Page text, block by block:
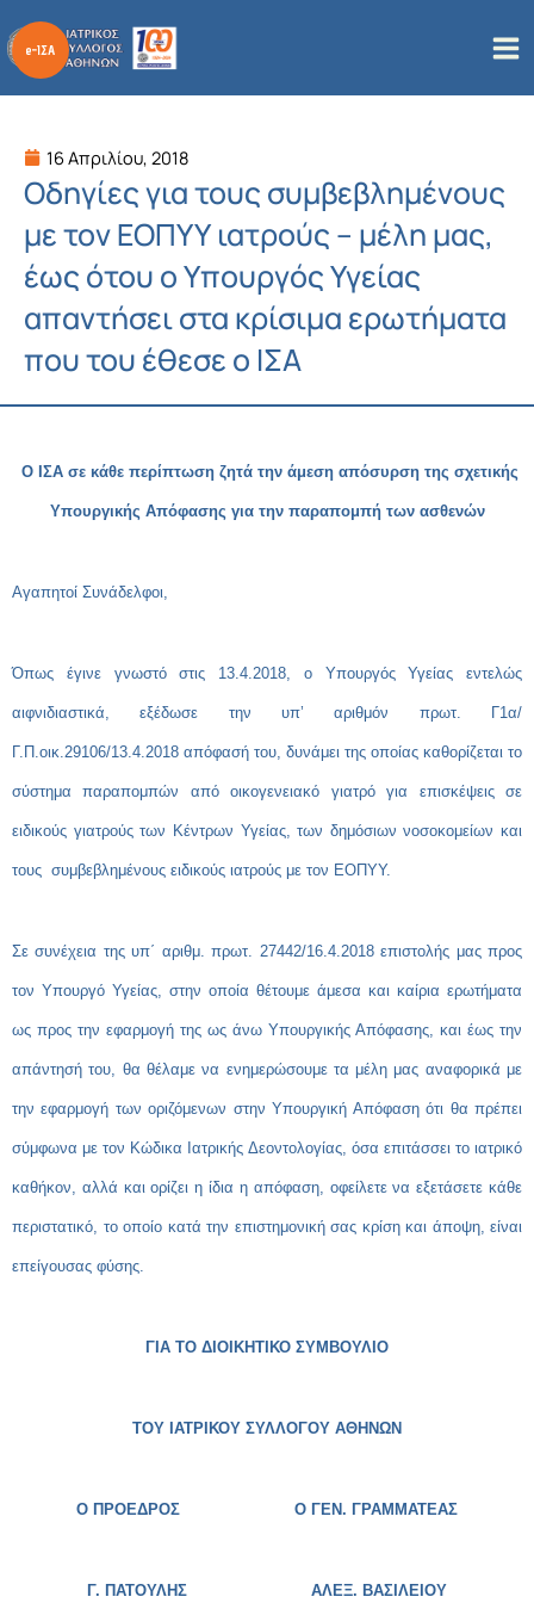
στο
περιεχόμενο
16 Απριλίου, 2018
Οδηγίες για τους συμβεβλημένους
με τον ΕΟΠΥΥ ιατρούς – μέλη μας,
έως ότου ο Υπουργός Υγείας
απαντήσει στα κρίσιμα ερωτήματα
που του έθεσε ο ΙΣΑ
Ο ΙΣΑ σε κάθε περίπτωση ζητά την άμεση απόσυρση της σχετικής
Υπουργικής Απόφασης για την παραπομπήτων ασθενών
Αγαπητοί Συνάδελφοι,
Όπως έγινε γνωστό στις 13.4.2018, ο Υπουργός Υγείας εντελώς
αιφνιδιαστικά, εξέδωσε την υπ’ αριθμόν πρωτ. Γ1α/
Γ.Π.οικ.29106/13.4.2018 απόφασή του, δυνάμει της οποίας καθορίζεται το
σύστημα παραπομπών από οικογενειακό γιατρό για επισκέψεις σε
ειδικούς γιατρούς των Κέντρων Υγείας, των δημόσιων νοσοκομείων και
τους συμβεβλημένους ειδικούς ιατρούς με τον ΕΟΠΥΥ.
Σε συνέχεια της υπ΄ αριθμ. πρωτ. 27442/16.4.2018 επιστολής μας προς
τον Υπουργό Υγείας, στην οποία θέτουμε άμεσα και καίρια ερωτήματα
ως προς την εφαρμογή της ως άνω Υπουργικής Απόφασης, και έως την
απάντησή του, θα θέλαμε να ενημερώσουμε τα μέλη μας αναφορικά με
την εφαρμογή των οριζόμενων στην Υπουργική Απόφαση ότι θα πρέπει
σύμφωνα με τον Κώδικα Ιατρικής Δεοντολογίας, όσα επιτάσσει το ιατρικό
καθήκον, αλλά και ορίζει η ίδια η απόφαση, οφείλετε να εξετάσετε κάθε
περιστατικό, το οποίο κατά την επιστημονική σας κρίση και άποψη, είναι
επείγουσας φύσης.
ΓΙΑ ΤΟ ΔΙΟΙΚΗΤΙΚΟ ΣΥΜΒΟΥΛΙΟ
ΤΟΥ ΙΑΤΡΙΚΟΥ ΣΥΛΛΟΓΟΥ ΑΘΗΝΩΝ
Ο ΠΡΟΕΔΡΟΣ Ο ΓΕΝ. ΓΡΑΜΜΑΤΕΑΣ
Γ. ΠΑΤΟΥΛΗΣ ΑΛΕΞ. ΒΑΣΙΛΕΙΟΥ